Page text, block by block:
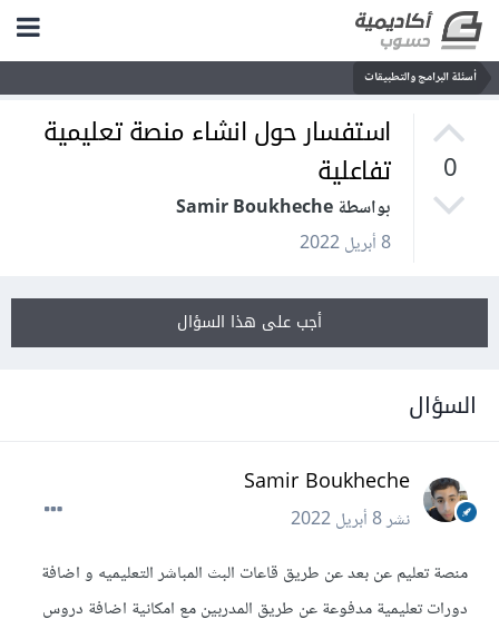
أسئلة البرامج والتطبيقات
0
استفسار حول انشاء منصة تعليمية
تفاعلية
بواسطة Samir Boukheche
8 أبريل 2022
أجب على هذا السؤال
السؤال
Samir Boukheche
نشر8 أبريل 2022
منصة تعليم عن بعد عن طريق قاعات البث المباشر التعليميه و اضافة
دورات تعليمية مدفوعة عن طريق المدربين مع امكانية اضافة دروس